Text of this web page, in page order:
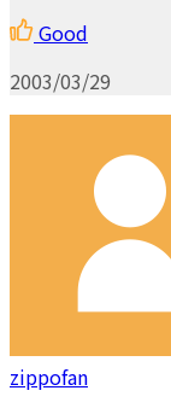
Good
2003/03/29
zippofan